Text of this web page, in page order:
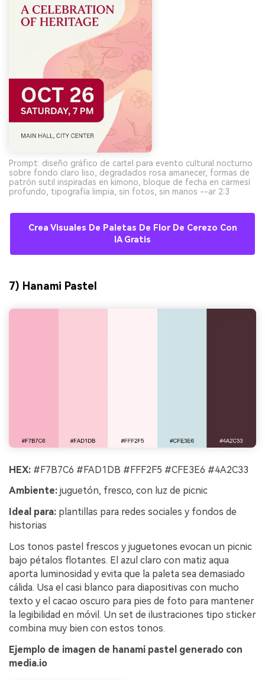
Prompt: diseño gráfico de cartel para evento cultural nocturno
sobre fondo claro liso, degradados rosa amanecer, formas de
patrón sutil inspiradas en kimono, bloque de fecha en carmesí
profundo, tipografía limpia, sin fotos, sin manos --ar 2:3
Crea Visuales De Paletas De Flor De Cerezo Con
IA Gratis
7) Hanami Pastel
HEX: #F7B7C6 #FAD1DB #FFF2F5 #CFE3E6 #4A2C33
Ambiente: juguetón, fresco, con luz de picnic
Ideal para: plantillas para redes sociales y fondos de
historias
Los tonos pastel frescos y juguetones evocan un picnic
bajo pétalos flotantes. El azul claro con matiz aqua
aporta luminosidad y evita que la paleta sea demasiado
cálida. Usa el casi blanco para diapositivas con mucho
texto y el cacao oscuro para pies de foto para mantener
la legibilidad en móvil. Un set de ilustraciones tipo sticker
combina muy bien con estos tonos.
Ejemplo de imagen de hanami pastel generado con
media.io